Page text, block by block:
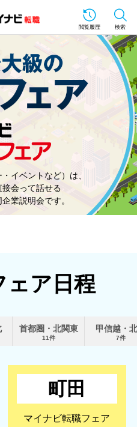
閲覧履歴 検索
イベントなど）は、
会って話せる
業説明会です。
ェア日程
首都圏・北関東
11件
甲信越・
7件
町田
マイナビ転職フェア